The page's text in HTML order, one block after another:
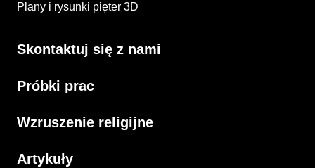
Plany i rysunki pięter 3D​
Skontaktuj się z nami
Próbki prac
Wzruszenie religijne
Artykuły